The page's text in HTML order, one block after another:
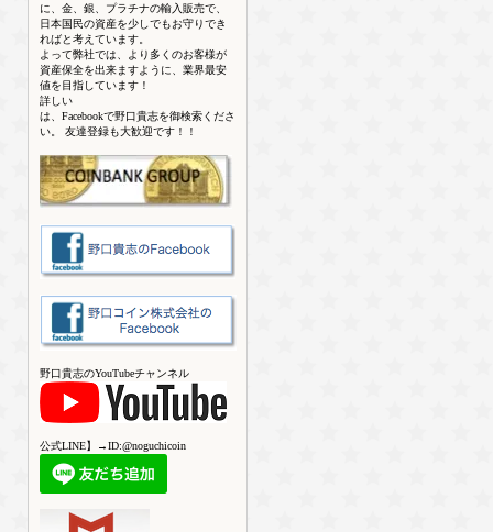
に、金、銀、プラチナの輸入販売で、
日本国民の資産を少しでもお守りでき
ればと考えています。
よって弊社では、より多くのお客様が
資産保全を出来ますように、業界最安
値を目指しています！
詳しい
は、Facebookで野口貴志を御検索くださ
い。 友達登録も大歓迎です！！
野口貴志のYouTubeチャンネル
公式LINE】→ID:@noguchicoin